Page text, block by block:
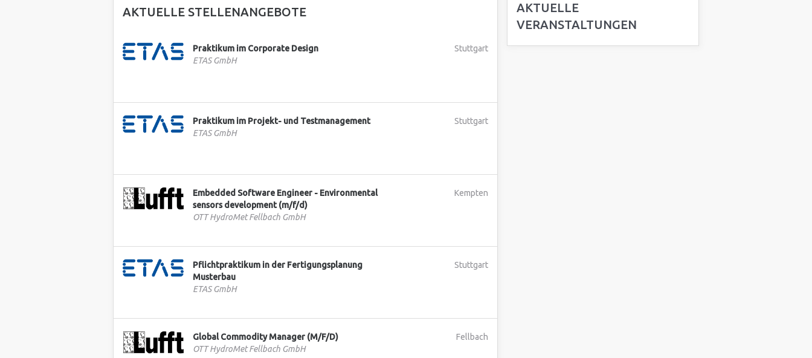
AKTUELLE STELLENANGEBOTE
Praktikum im Corporate Design
ETAS GmbH
Stuttgart
Praktikum im Projekt- und Testmanagement
ETAS GmbH
Stuttgart
Embedded Software Engineer - Environmental
sensors development (m/f/d)
OTT HydroMet Fellbach GmbH
Kempten
Pflichtpraktikum in der Fertigungsplanung
Musterbau
ETAS GmbH
Stuttgart
Global Commodity Manager (M/F/D)
OTT HydroMet Fellbach GmbH
Fellbach
AKTUELLE
VERANSTALTUNGEN